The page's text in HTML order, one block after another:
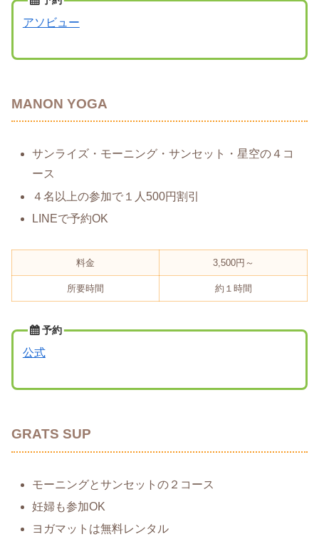
アソビュー
MANON YOGA
サンライズ・モーニング・サンセット・星空の４コ
ース
４名以上の参加で１人500円割引
LINEで予約OK
料金 3,500円～
所要時間 約１時間
予約
公式
GRATS SUP
モーニングとサンセットの２コース
妊婦も参加OK
ヨガマットは無料レンタル